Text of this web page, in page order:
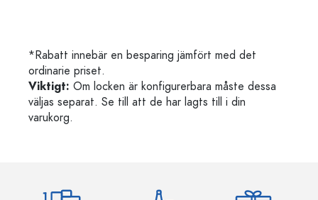
*Rabatt innebär en besparing jämfört med det
ordinarie priset.
Viktigt: Om locken är konfigurerbara måste dessa
väljas separat. Se till att de har lagts till i din
varukorg.